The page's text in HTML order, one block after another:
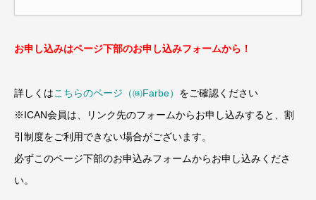
お申し込みはページ下部のお申し込みフォームから！
詳しくはこちらのページ（㈱Farbe） をご確認ください
※ICAN会員は、リンク先のフォームからお申し込みすると、割
引制度をご利用できない場合がございます。
必ずこのページ下部のお申込みフォームからお申し込みくださ
い。